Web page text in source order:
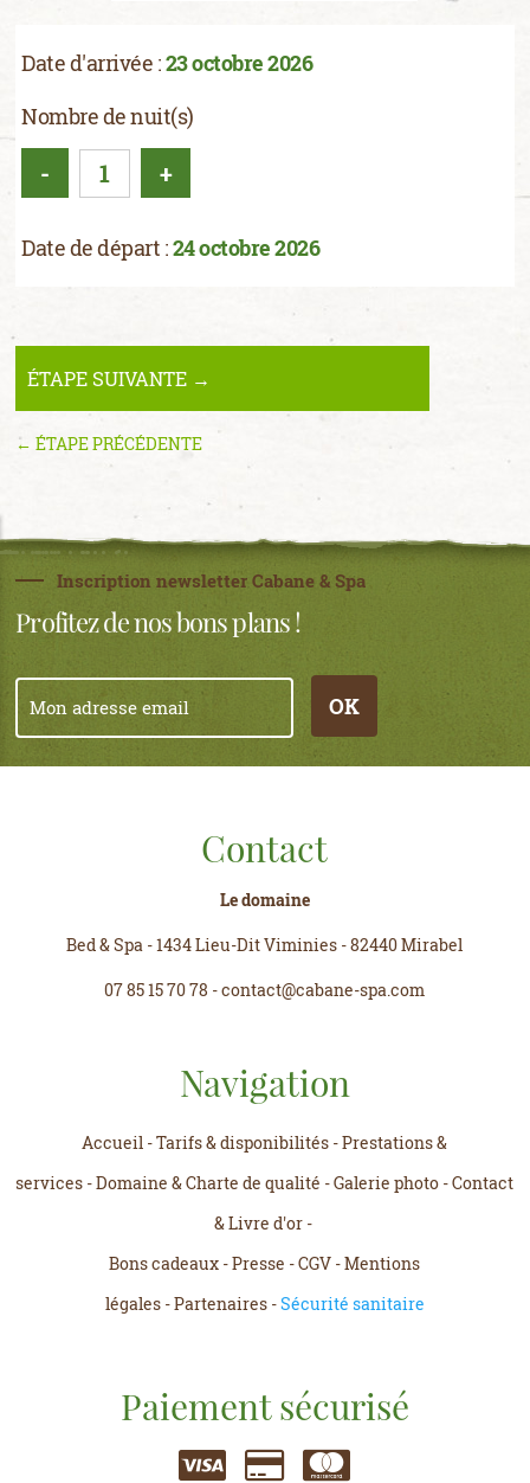
Date d'arrivée :23 octobre 2026
Nombre de nuit(s)
- +
Date de départ :24 octobre 2026
← ÉTAPE PRÉCÉDENTE
ÉTAPE SUIVANTE →
Inscription newsletter Cabane & Spa
Profitez de nos bons plans !
OK
Contact
Le domaine
Bed & Spa -1434 Lieu-Dit Viminies -82440 Mirabel
07 85 15 70 78 -contact@cabane-spa.com
Navigation
Accueil -Tarifs & disponibilités -Prestations &
services -Domaine & Charte de qualité -Galerie photo -Contact
& Livre d'or-
Bons cadeaux -Presse -CGV -Mentions
légales-Partenaires-Sécurité sanitaire
Paiement sécurisé